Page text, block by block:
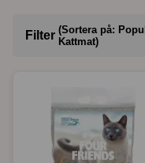
Filter (Sortera på:
Kattmat)
Varumärke
I lager